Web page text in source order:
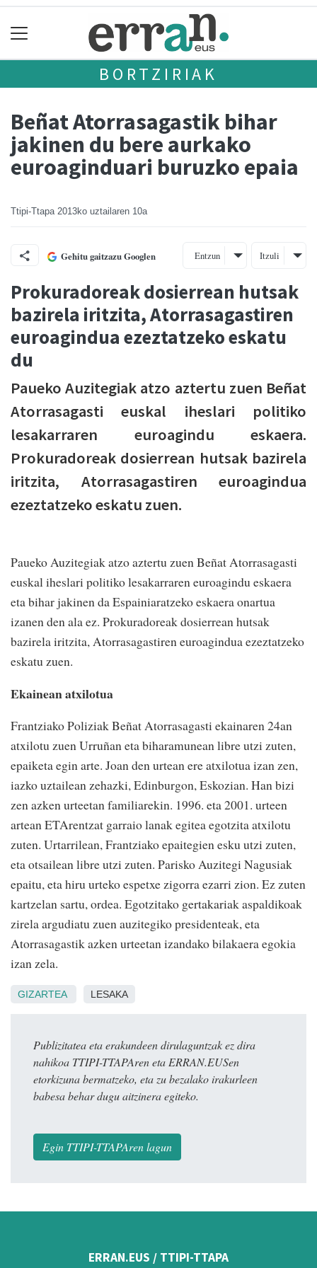
BORTZIRIAK
Beñat Atorrasagastik bihar
jakinen du bere aurkako
euroaginduari buruzko epaia
Ttipi-Ttapa 2013ko uztailaren 10a
Gehitu gaitzazu Googlen Entzun Itzuli
Prokuradoreak dosierrean hutsak
bazirela iritzita, Atorrasagastiren
euroagindua ezeztatzeko eskatu
du
Paueko Auzitegiak atzo aztertu zuen Beñat
Atorrasagasti euskal iheslari politiko
lesakarraren euroagindu eskaera.
Prokuradoreak dosierrean hutsak bazirela
iritzita, Atorrasagastiren euroagindua
ezeztatzeko eskatu zuen.
Paueko Auzitegiak atzo aztertu zuen Beñat Atorrasagasti
euskal iheslari politiko lesakarraren euroagindu eskaera
eta bihar jakinen da Espainiaratzeko eskaera onartua
izanen den ala ez. Prokuradoreak dosierrean hutsak
bazirela iritzita, Atorrasagastiren euroagindua ezeztatzeko
eskatu zuen.
Ekainean atxilotua
Frantziako Poliziak Beñat Atorrasagasti ekainaren 24an
atxilotu zuen Urruñan eta biharamunean libre utzi zuten,
epaiketa egin arte. Joan den urtean ere atxilotua izan zen,
iazko uztailean zehazki, Edinburgon, Eskozian. Han bizi
zen azken urteetan familiarekin. 1996. eta 2001. urteen
artean ETArentzat garraio lanak egitea egotzita atxilotu
zuten. Urtarrilean, Frantziako epaitegien esku utzi zuten,
eta otsailean libre utzi zuten. Parisko Auzitegi Nagusiak
epaitu, eta hiru urteko espetxe zigorra ezarri zion. Ez zuten
kartzelan sartu, ordea. Egotzitako gertakariak aspaldikoak
zirela argudiatu zuen auzitegiko presidenteak, eta
Atorrasagastik azken urteetan izandako bilakaera egokia
izan zela.
GIZARTEA LESAKA
Publizitatea eta erakundeen dirulaguntzak ez dira
nahikoa TTIPI-TTAPAren eta ERRAN.EUSen
etorkizuna bermatzeko, eta zu bezalako irakurleen
babesa behar dugu aitzinera egiteko.
Egin TTIPI-TTAPAren lagun
ERRAN.EUS / TTIPI-TTAPA